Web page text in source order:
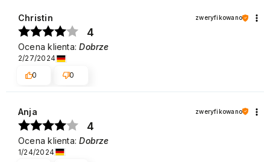
Christin zweryfikowano
4
Ocena klienta:Dobrze
2/27/2024
0
0
Anja zweryfikowano
4
Ocena klienta:Dobrze
1/24/2024